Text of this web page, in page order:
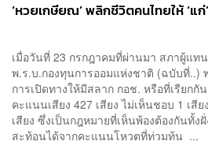
‘หวยเกษียณ’ พลิกชีวิตคนไทยให้ ‘แก่
เมื่อวันที่ 23 กรกฎาคมที่ผ่านมา สภาผู้แท
พ.ร.บ.กองทุนการออมแห่งชาติ (ฉบับที่
การเปิดทางให้มีสลาก กอช. หรือที่เรียก
คะแนนเสียง 427 เสียง ไม่เห็นชอบ 1 เสี
เสียง ซึ่งเป็นกฎหมายที่เห็นพ้องต้องกันทั้ง
สะท้อนได้จากคะแนนโหวตที่ท่วมท้น ...